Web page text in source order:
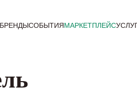
БРЕНДЫСОБЫТИЯМАРКЕТПЛЕЙС